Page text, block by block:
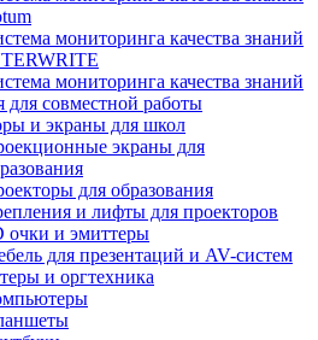
мониторинга качества знаний
мониторинга качества знаний
для совместной работы
и экраны для школ
экраны для
для образования
и лифты для проекторов
очки и эмиттеры
для презентаций и AV-систем
и оргтехника